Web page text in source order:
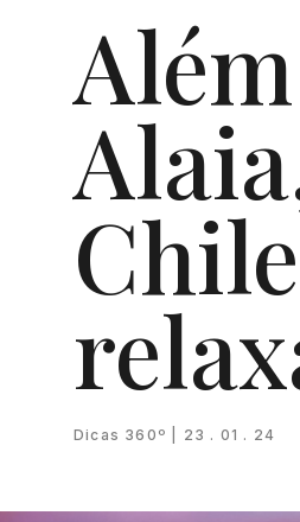
Dicas 360º | 23 . 01 . 24